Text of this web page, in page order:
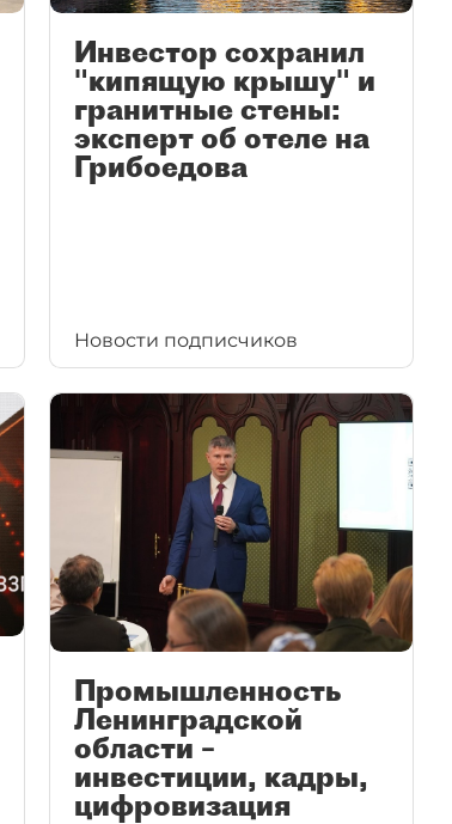
Инвестор сохранил
"кипящую крышу" и
гранитные стены:
эксперт об отеле на
Грибоедова
Новости подписчиков
Промышленность
Ленинградской
области –
инвестиции, кадры,
цифровизация